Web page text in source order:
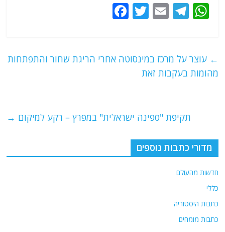
W
s
A
T
g
ra
E
l
T
er
e
k
← עוצר על מרכז במינסוטה אחרי הריגת שחור והתפתחות
מהומות בעקבות זאת
תקיפת "ספינה ישראלית" במפרץ – רקע למיקום →
מדורי כתבות נוספים
חדשות מהעולם
כללי
כתבות היסטוריה
כתבות מומחים